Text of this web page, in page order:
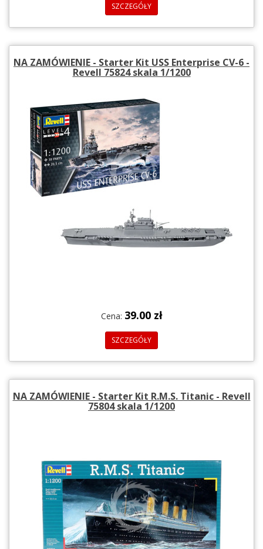
SZCZEGÓŁY
NA ZAMÓWIENIE - Starter Kit USS Enterprise CV-6 -
Revell 75824 skala 1/1200
Cena: 39.00 zł
SZCZEGÓŁY
NA ZAMÓWIENIE - Starter Kit R.M.S. Titanic - Revell
75804 skala 1/1200